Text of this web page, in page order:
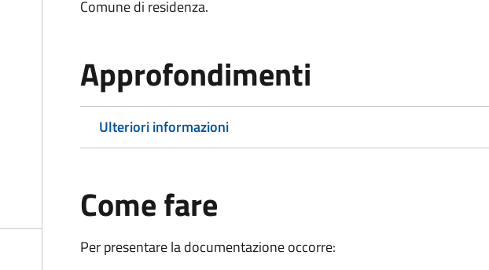
Comune di residenza.
Approfondimenti
Ulteriori informazioni
Come fare
Per presentare la documentazione occorre: